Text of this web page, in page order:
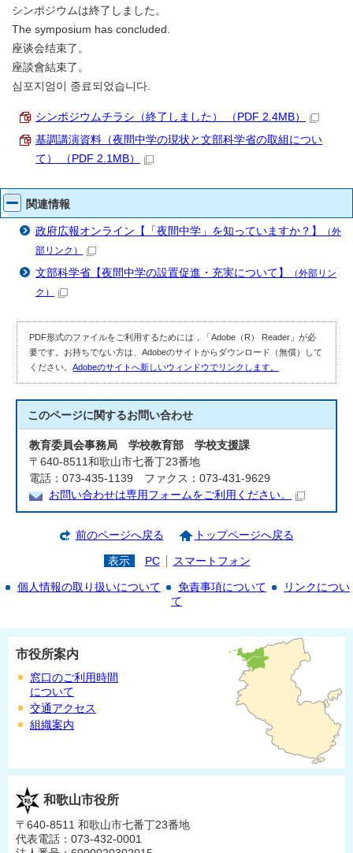
シンポジウムは終了しました。
The symposium has concluded.
座谈会结束了。
座談會結束了。
심포지엄이 종료되었습니다.
シンポジウムチラシ（終了しました） （PDF 2.4MB）
基調講演資料（夜間中学の現状と文部科学省の取組につい
て） （PDF 2.1MB）
関連情報
政府広報オンライン【「夜間中学」を知っていますか？】
（外
部リンク）
文部科学省【夜間中学の設置促進・充実について】
（外部リン
ク）
PDF形式のファイルをご利用するためには，「Adobe（R） Reader」が必
要です。お持ちでない方は、Adobeのサイトからダウンロード（無償）して
ください。Adobeのサイトへ新しいウィンドウでリンクします。
このページに関するお問い合わせ
教育委員会事務局 学校教育部 学校支援課
〒640-8511和歌山市七番丁23番地
電話：073-435-1139 ファクス：073-431-9629
お問い合わせは専用フォームをご利用ください。
前のページへ戻る トップページへ戻る
表示 PC スマートフォン
個人情報の取り扱いについて 免責事項について
リンクについ
て
市役所案内
窓口のご利用時間
について
交通アクセス
組織案内
和歌山市役所
〒640-8511 和歌山市七番丁23番地
代表電話：073-432-0001